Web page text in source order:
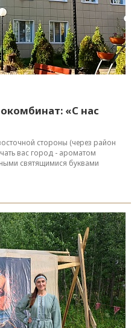
«С нас
стороны (через район
вас город - ароматом
святящимися буквами